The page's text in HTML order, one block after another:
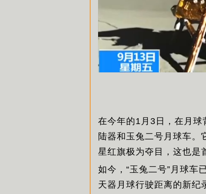
在今年的1月3日，在月
陆器和玉兔二号月球车。
星红旗极为夺目，这也是
如今，“玉兔二号”月球车
天器月球行驶距离的新纪